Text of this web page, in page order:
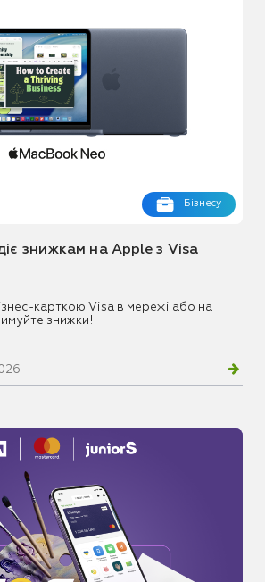
Бізнесу
знижкам на Apple з Visa
карткою Visa в мережі або на
знижки!